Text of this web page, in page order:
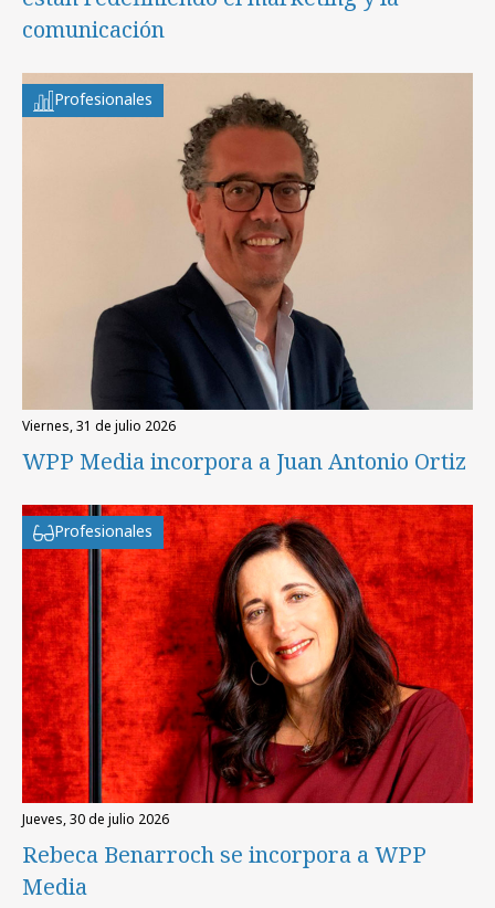
comunicación
Profesionales
viernes, 31 de julio 2026
WPP Media incorpora a Juan Antonio Ortiz
Profesionales
jueves, 30 de julio 2026
Rebeca Benarroch se incorpora a WPP
Media